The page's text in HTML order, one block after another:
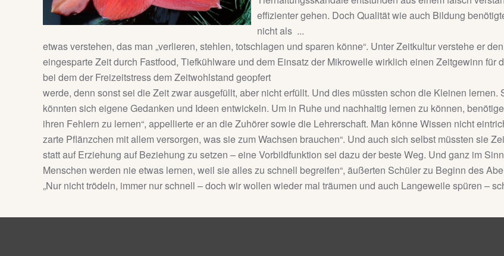
effizienter gehen. Doch Qualität wie auch Bildung
nicht als ...
etwas verstehen, das man „verlieren, stehlen, totschlagen und sparen könne“. Unter Zeitkultur verstehe er
eingesparte Zeit durch Fastfood, Tiefkühlware und dem Einsatz der Mikrowelle wirklich einen Zeitgewinn
bei dem der Freizeitstress dem Zeitwohlstand geopfert
werde, denn sonst sei die Zeit zwar ausgefüllt, aber nicht erfüllt. Und dies müssten schon die Kleinen
könnten sich eigene Gedanken und Ideen entwickeln. Um in Ruhe und nachhaltig lernen zu können,
ihren Fehlern zu lernen“, appellierte er an die Zuhörer sowie die Lehrerschaft. Man könne Wissen nicht
zarte Pflänzchen mit allem versorgen, was sie zum Wachsen brauchen“. Und auch sich selbst müssten sie
statt auf Erziehung auf Beziehung zu setzen – eine Vorbildfunktion sei dazu der beste Weg. Und ganz im
Menschen werden nie etwas lernen, weil sie alles zu schnell begreifen“, äußerten Schüler zu Beginn des
„Nur nicht trödeln, immer nur schnell – doch wir wollen wieder mal träumen und auch Langeweile spüren –